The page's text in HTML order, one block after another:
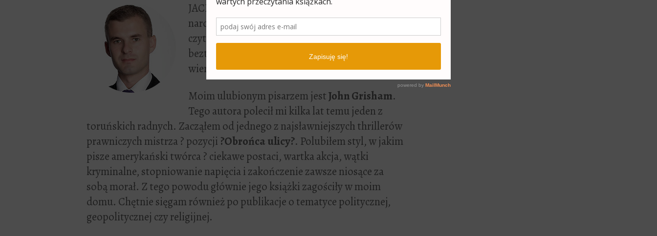
JACEK KOWALSKI: Aktualnie, z uwagi na
narodziny syna, nie mam zbyt wiele czasu na
czytanie książek. Wieczorami wracam do czasów
beztroski, ponieważ zasiadamy do czytania
wierszyków i bajek dla dzieci.
Moim ulubionym pisarzem jestJohn Grisham.
Tego autora polecił mi kilka lat temu jeden z
toruńskich radnych. Zacząłem od jednego z najsławniejszych thrillerów
prawniczych mistrza ? pozycji ?Obrońca ulicy?. Polubiłem styl, w jakim
pisze amerykański twórca ? ciekawe postaci, wartka akcja, wątki
kryminalne, stopniowanie napięcia i zakończenie zawsze niosące za
sobą morał. Z tego powodu głównie jego książki zagościły w moim
domu. Chętnie sięgam również po publikacje o tematyce politycznej,
geopolitycznej czy religijnej.